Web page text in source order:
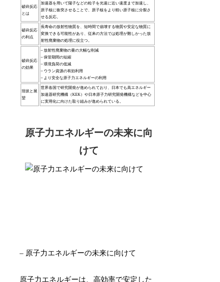
破砕反応
とは
加速器を用いて陽子などの粒子を光速に近い速度まで加速し、
原子核に衝突させることで、原子核をより軽い原子核に分裂さ
せる反応。
破砕反応
の利点
長寿命の放射性物質を、短時間で崩壊する物質や安定な物質に
変換できる可能性があり、従来の方法では処理が難しかった放
射性廃棄物の処理に役立つ。
破砕反応
の効果
– 放射性廃棄物の量の大幅な削減
– 保管期間の短縮
– 環境負荷の低減
– ウラン資源の有効利用
– より安全な原子力エネルギーの利用
現状と展
望
世界各国で研究開発が進められており、日本でも高エネルギー
加速器研究機構（KEK）や日本原子力研究開発機構などを中心
に実用化に向けた取り組みが進められている。
原子力エネルギーの未来に向
けて
– 原子力エネルギーの未来に向けて
原子力エネルギーは、高効率で安定した